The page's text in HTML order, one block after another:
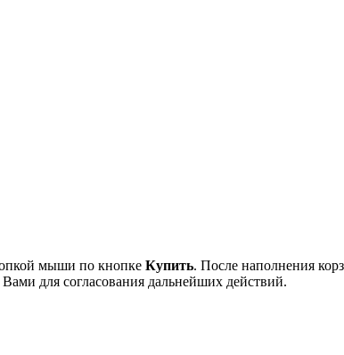
мыши по кнопке Купить. После наполнения
для согласования дальнейших действий.